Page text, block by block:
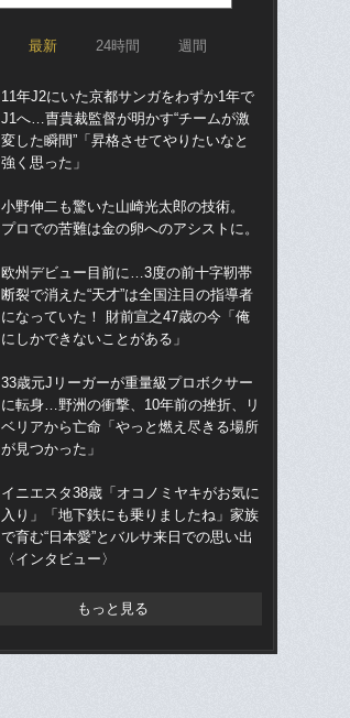
最新 24時間 週間
11年J2にいた京都サンガをわずか1年で
J1へ…曺貴裁監督が明かす“チームが激
変した瞬間”「昇格させてやりたいなと
強く思った」
小野伸二も驚いた山崎光太郎の技術。
プロでの苦難は金の卵へのアシストに。
欧州デビュー目前に…3度の前十字靭帯
断裂で消えた“天才”は全国注目の指導者
になっていた！ 財前宣之47歳の今「俺
にしかできないことがある」
33歳元Jリーガーが重量級プロボクサー
に転身…野洲の衝撃、10年前の挫折、リ
ベリアから亡命「やっと燃え尽きる場所
が見つかった」
イニエスタ38歳「オコノミヤキがお気に
入り」「地下鉄にも乗りましたね」家族
で育む“日本愛”とバルサ来日での思い出
〈インタビュー〉
もっと見る